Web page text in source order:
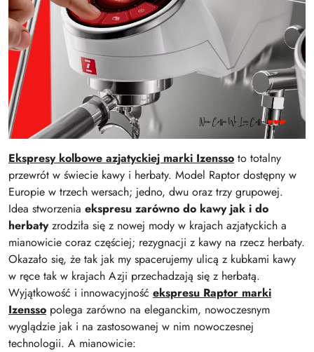
Ekspresy kolbowe azjatyckiej marki Izensso to totalny
przewrót w świecie kawy i herbaty. Model Raptor dostępny w
Europie w trzech wersach; jedno, dwu oraz trzy grupowej.
Idea stworzenia ekspresu zarówno do kawy jak i do
herbatyzrodziła się z nowej mody w krajach azjatyckich a
mianowicie coraz częściej; rezygnacji z kawy na rzecz herbaty.
Okazało się, że tak jak my spacerujemy ulicą z kubkami kawy
w ręce tak w krajach Azji przechadzają się z herbatą.
Wyjątkowość i innowacyjność ekspresu Raptor marki
Izensso polega zarówno na eleganckim, nowoczesnym
wyglądzie jak i na zastosowanej w nim nowoczesnej
technologii. A mianowicie: